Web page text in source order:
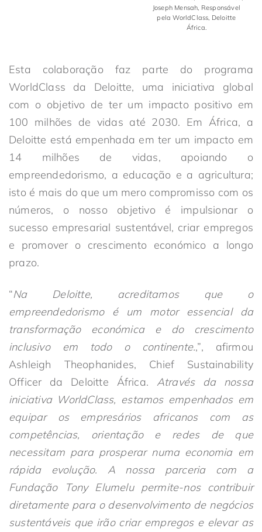
Joseph Mensah, Responsável
pela WorldClass, Deloitte
África.
Esta colaboração faz parte do programa
WorldClass da Deloitte, uma iniciativa global
com o objetivo de ter um impacto positivo em
100 milhões de vidas até 2030. Em África, a
Deloitte está empenhada em ter um impacto em
14 milhões de vidas, apoiando o
empreendedorismo, a educação e a agricultura;
isto é mais do que um mero compromisso com os
números, o nosso objetivo é impulsionar o
sucesso empresarial sustentável, criar empregos
e promover o crescimento económico a longo
prazo.
“Na Deloitte, acreditamos que o
empreendedorismo é um motor essencial da
transformação económica e do crescimento
inclusivo em todo o continente.,”, afirmou
Ashleigh Theophanides, Chief Sustainability
Officer da Deloitte África. Através da nossa
iniciativa WorldClass, estamos empenhados em
equipar os empresários africanos com as
competências, orientação e redes de que
necessitam para prosperar numa economia em
rápida evolução. A nossa parceria com a
Fundação Tony Elumelu permite-nos contribuir
diretamente para o desenvolvimento de negócios
sustentáveis que irão criar empregos e elevar as